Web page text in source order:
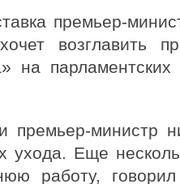
премьер-
возглавить
на
премьер-министр
ухода. Еще
работу,